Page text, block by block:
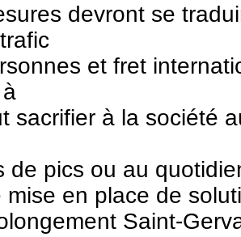
devront se
et fret
sacrifier à la société
de pics ou au
mise en place de
Saint-